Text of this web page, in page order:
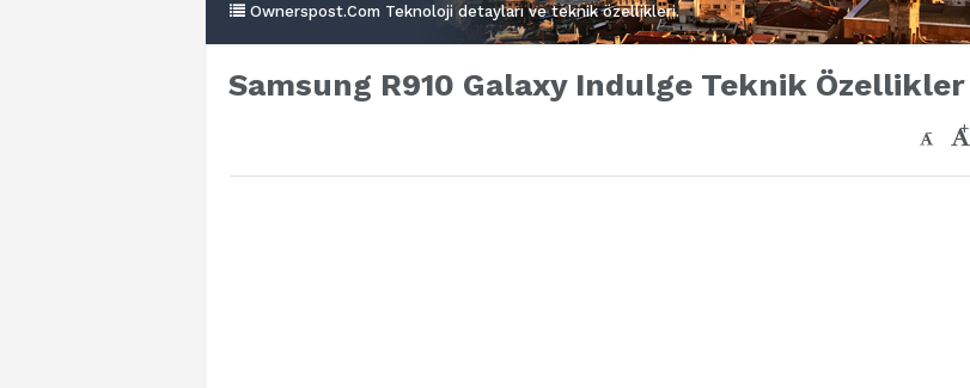
Ownerspost.Com Teknoloji detayları ve teknik özellikleri.
Samsung R910 Galaxy Indulge Teknik Özellikler
- +